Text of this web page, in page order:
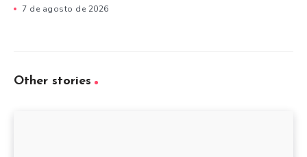
7 de agosto de 2026
Other stories